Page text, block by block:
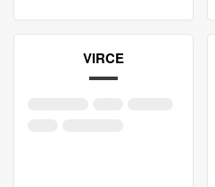
VIRCE